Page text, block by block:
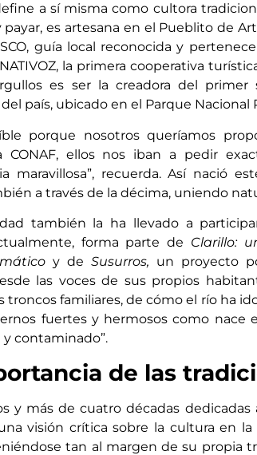
a sí misma como cultora
payar, es artesana en el Pueblito de
guía local reconocida y
la primera cooperativa
es ser la creadora del primer
país, ubicado en el Parque Nacional
porque nosotros queríamos
CONAF, ellos nos iban a pedir
maravillosa”, recuerda. Así nació
a través de la décima, uniendo
también la ha llevado a
forma parte de Clarillo:
y de Susurros, un proyecto
las voces de sus propios
troncos familiares, de cómo el río ha
fuertes y hermosos como nace
y contaminado”.
de las
y más de cuatro décadas
visión crítica sobre la cultura en
tan al margen de su propia